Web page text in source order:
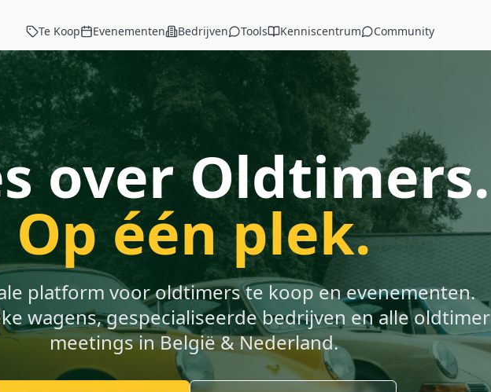
Te Koop Evenementen Bedrijven Tools Kenniscentrum Community
over Oldtimers.
Op één plek.
platform voor oldtimers te koop en evenementen.
wagens, gespecialiseerde bedrijven en alle oldtimer
meetings in België & Nederland.